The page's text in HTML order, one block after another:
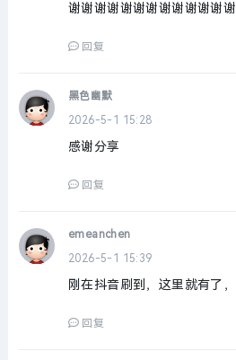
谢谢谢谢谢谢谢谢谢谢谢谢
回复
黑色幽默
2026-5-1 15:28
感谢分享
回复
emeanchen
2026-5-1 15:39
刚在抖音刷到，这里就有了
回复